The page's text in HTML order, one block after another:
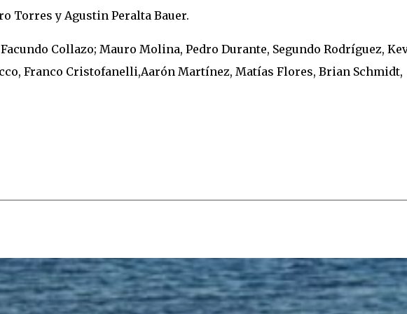
Torres y Agustin Peralta Bauer.
Collazo; Mauro Molina, Pedro Durante, Segundo Rodríguez,
Franco Cristofanelli,Aarón Martínez, Matías Flores, Brian Schmidt,